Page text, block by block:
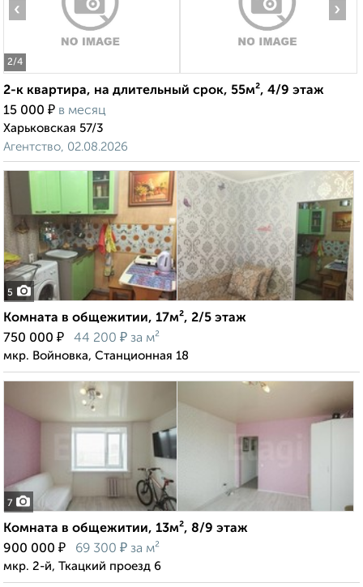
2/4
‹ ›
2-к квартира, на длительный срок, 55м², 4/9 этаж
15 000 ₽ в месяц
Харьковская 57/3
Агентство, 02.08.2026
5
Комната в общежитии, 17м², 2/5 этаж
750 000 ₽ 44 200 ₽ за м²
мкр. Войновка, Станционная 18
7
Комната в общежитии, 13м², 8/9 этаж
900 000 ₽ 69 300 ₽ за м²
мкр. 2-й, Ткацкий проезд 6